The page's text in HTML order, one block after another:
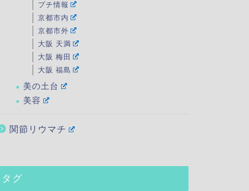
プチ情報
京都市内
京都市外
大阪 天満
大阪 梅田
大阪 福島
美の土台
美容
関節リウマチ
タグ